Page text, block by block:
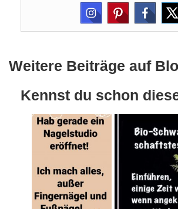
Weitere Beiträge auf
Kennst du schon